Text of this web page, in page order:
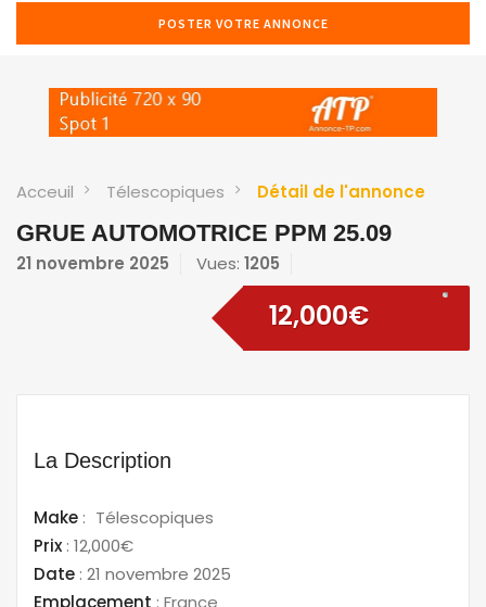
POSTER VOTRE ANNONCE
Acceuil Télescopiques Détail de l'annonce
GRUE AUTOMOTRICE PPM 25.09
21 novembre 2025 Vues: 1205
12,000€
La Description
Make : Télescopiques
Prix : 12,000€
Date : 21 novembre 2025
Emplacement : France